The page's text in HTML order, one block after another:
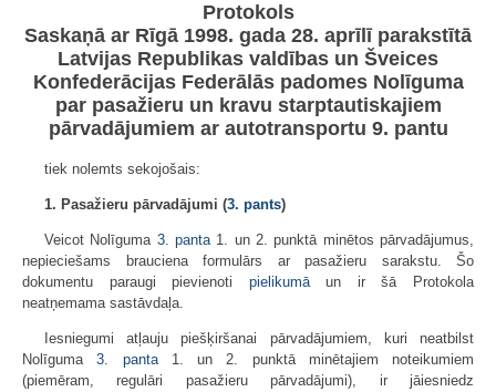
Protokols
Saskaņā ar Rīgā 1998. gada 28. aprīlī parakstītā
Latvijas Republikas valdības un Šveices
Konfederācijas Federālās padomes Nolīguma
par pasažieru un kravu starptautiskajiem
pārvadājumiem ar autotransportu 9. pantu
tiek nolemts sekojošais:
1. Pasažieru pārvadājumi (3. pants)
Veicot Nolīguma 3. panta1. un 2. punktā minētos pārvadājumus,
nepieciešams brauciena formulārs ar pasažieru sarakstu. Šo
dokumentu paraugi pievienoti pielikumāun ir šā Protokola
neatņemama sastāvdaļa.
Iesniegumi atļauju piešķiršanai pārvadājumiem, kuri neatbilst
Nolīguma3. panta1. un 2. punktā minētajiem noteikumiem
(piemēram, regulāri pasažieru pārvadājumi), ir jāiesniedz